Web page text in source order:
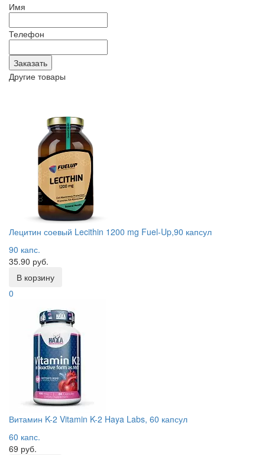
Имя
Телефон
Другие товары
Лецитин соевый Lecithin 1200 mg Fuel-Up,90 капсул
90 капс.
35.90 руб.
В корзину
0
Витамин K-2 Vitamin K-2 Haya Labs, 60 капсул
60 капс.
69 руб.